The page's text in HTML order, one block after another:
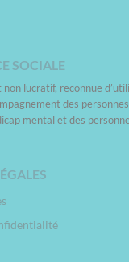
SOCIALE
lucratif, reconnue
des
mental et des